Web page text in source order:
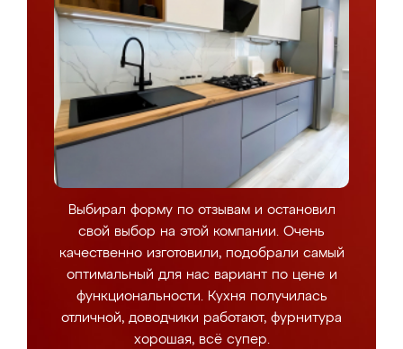
Выбирал форму по отзывам и остановил
свой выбор на этой компании. Очень
качественно изготовили, подобрали самый
оптимальный для нас вариант по цене и
функциональности. Кухня получилась
отличной, доводчики работают, фурнитура
хорошая, всё супер.